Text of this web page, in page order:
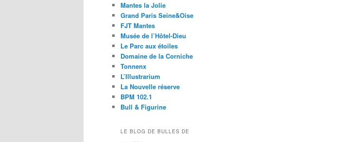
Mantes la Jolie
Grand Paris Seine&Oise
FJT Mantes
Musée de l’Hôtel-Dieu
Le Parc aux étoiles
Domaine de la Corniche
Tonnenx
L’Illustrarium
La Nouvelle réserve
BPM 102.1
Bull & Figurine
LE BLOG DE BULLES DE